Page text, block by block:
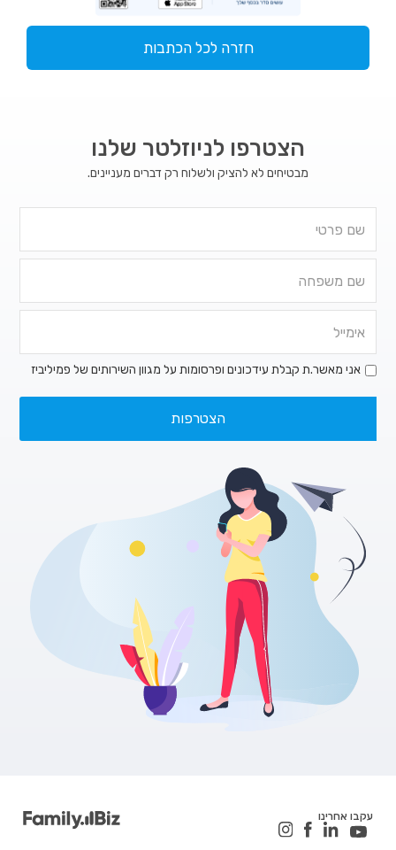
חזרה לכל הכתבות
הצטרפו לניוזלטר שלנו
מבטיחים לא להציק ולשלוח רק דברים מעניינים.
אני מאשר.ת קבלת עידכונים ופרסומות על מגוון השירותים של פמיליביז
עקבו אחרינו